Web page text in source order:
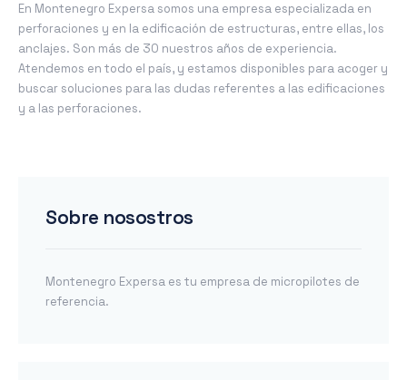
En Montenegro Expersa somos una empresa especializada en
perforaciones y en la edificación de estructuras, entre ellas, los
anclajes. Son más de 30 nuestros años de experiencia.
Atendemos en todo el país, y estamos disponibles para acoger y
buscar soluciones para las dudas referentes a las edificaciones
y a las perforaciones.
Sobre nosostros
Montenegro Expersa es tu empresa de micropilotes de
referencia.